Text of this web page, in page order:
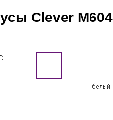
Clever M604
белый